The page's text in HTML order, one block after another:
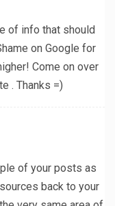
of info that should
on Google for
Come on over
. Thanks =)
of your posts as
back to your